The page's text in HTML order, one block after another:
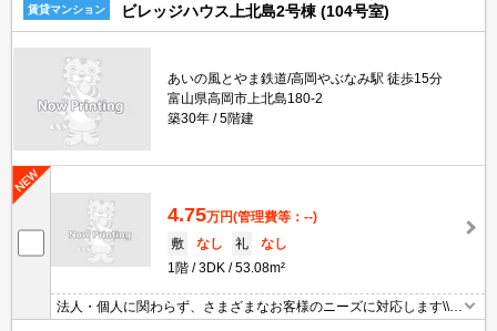
賃貸マンション ビレッジハウス上北島2号棟 (104号室)
あいの風とやま鉄道/高岡やぶなみ駅 徒歩15分
富山県高岡市上北島180-2
築30年
5階建
4.75万円(管理費等：--)
敷
なし 礼
なし
1階
3DK 53.08m²
法人・個人に関わらず、さまざまなお客様のニーズに対応します\\n
敷金・礼金・更新料・鍵交換手数料0円！※契約内容や審査の結